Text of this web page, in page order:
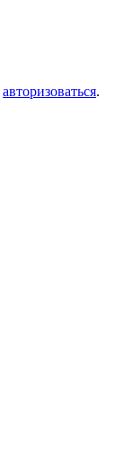
авторизоваться.